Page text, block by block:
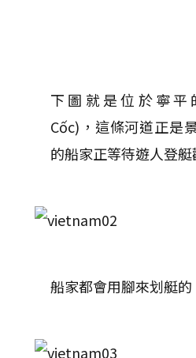
下圖就是位於寧平
Cốc)，這條河道正是
的船家正等待遊人登艇
船家都會用腳來划艇的